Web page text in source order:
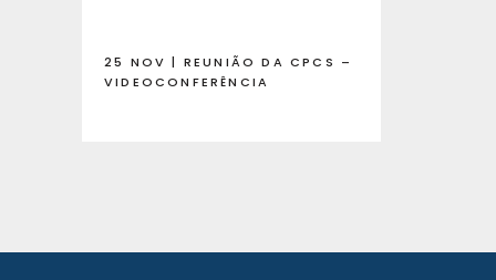
25 NOV | REUNIÃO DA CPCS –
VIDEOCONFERÊNCIA